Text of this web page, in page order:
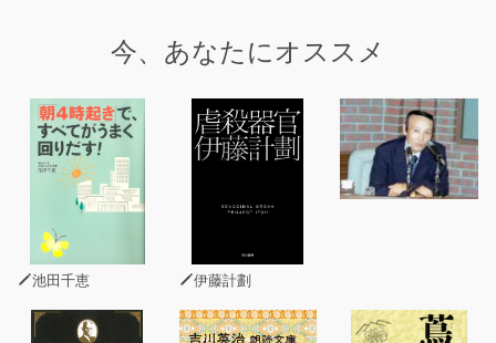
今、あなたにオススメ
池田千恵 伊藤計劃